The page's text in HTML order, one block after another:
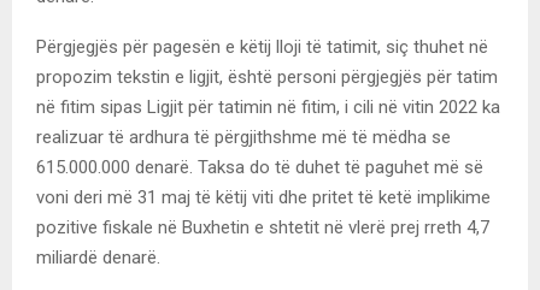
Përgjegjës për pagesën e këtij lloji të tatimit, siç thuhet në
propozim tekstin e ligjit, është personi përgjegjës për tatim
në fitim sipas Ligjit për tatimin në fitim, i cili në vitin 2022 ka
realizuar të ardhura të përgjithshme më të mëdha se
615.000.000 denarë. Taksa do të duhet të paguhet më së
voni deri më 31 maj të këtij viti dhe pritet të ketë implikime
pozitive fiskale në Buxhetin e shtetit në vlerë prej rreth 4,7
miliardë denarë.